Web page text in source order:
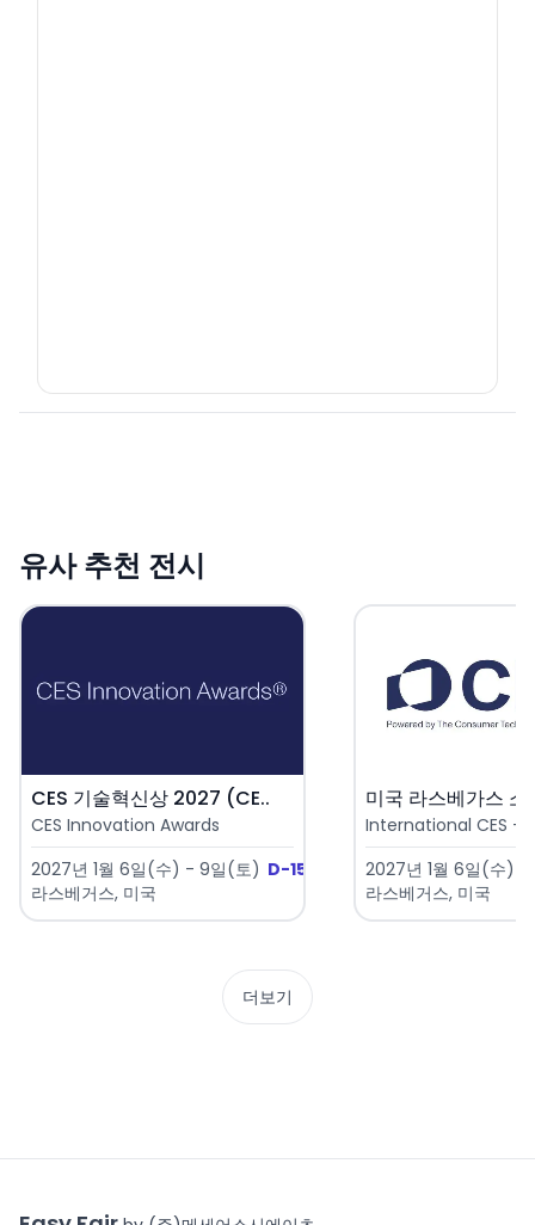
유사 추천 전시
CES 기술혁신상 2027 (CE..
CES Innovation Awards
2027년 1월 6일(수) - 9일(토) D-150
라스베거스, 미국
International CES -
2027년 1월 6일(수)
라스베거스, 미국
더보기